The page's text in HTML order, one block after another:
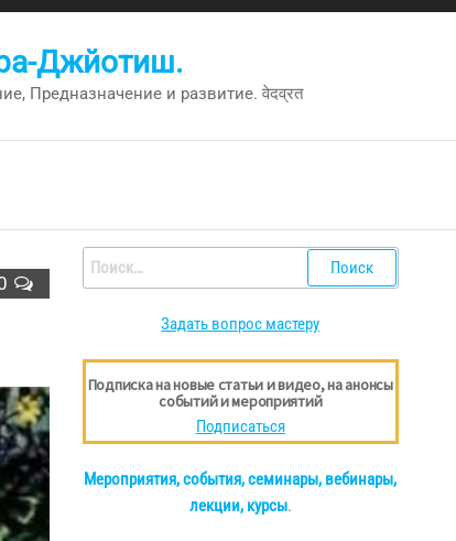
Джйотиш.
Предназначение и развитие. वेदव्रत
Найти:
Задать вопрос мастеру
Подписка на новые статьи и видео, на анонсы
событий и мероприятий
Подписаться
Мероприятия, события, семинары, вебинары,
лекции, курсы.